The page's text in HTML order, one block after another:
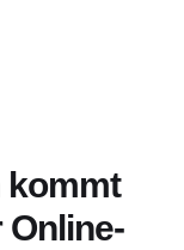
kommt
Online-